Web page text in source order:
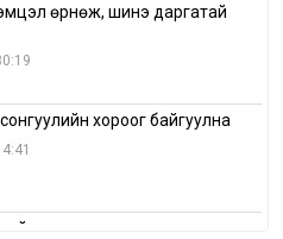
өрнөж, шинэ даргатай
хороог байгуулна
зөрчил, шалгах,